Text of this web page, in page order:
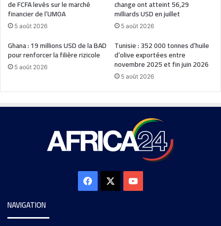
de FCFA levés sur le marché
financier de l’UMOA
5 août 2026
change ont atteint 56,29
milliards USD en juillet
5 août 2026
Ghana : 19 millions USD de la BAD
pour renforcer la filière rizicole
5 août 2026
Tunisie : 352 000 tonnes d’huile
d’olive exportées entre
novembre 2025 et fin juin 2026
5 août 2026
NAVIGATION